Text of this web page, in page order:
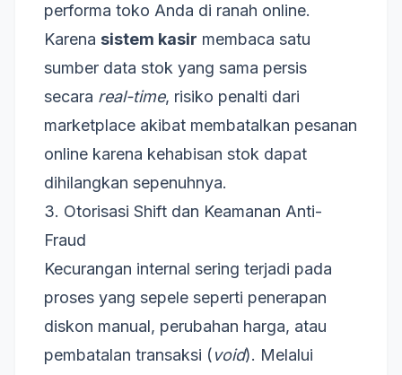
performa toko Anda di ranah online.
Karena sistem kasir membaca satu
sumber data stok yang sama persis
secara real-time, risiko penalti dari
marketplace akibat membatalkan pesanan
online karena kehabisan stok dapat
dihilangkan sepenuhnya.
3. Otorisasi Shift dan Keamanan Anti-
Fraud
Kecurangan internal sering terjadi pada
proses yang sepele seperti penerapan
diskon manual, perubahan harga, atau
pembatalan transaksi (void). Melalui